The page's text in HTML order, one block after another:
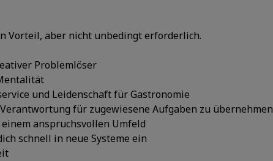
Vorteil, aber nicht unbedingt erforderlich.
Problemlöser
und Leidenschaft für Gastronomie
für zugewiesene Aufgaben zu übernehmen
anspruchsvollen Umfeld
schnell in neue Systeme ein